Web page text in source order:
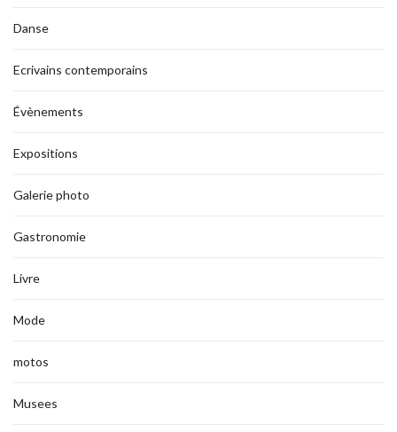
Danse
Ecrivains contemporains
Évènements
Expositions
Galerie photo
Gastronomie
Livre
Mode
motos
Musees